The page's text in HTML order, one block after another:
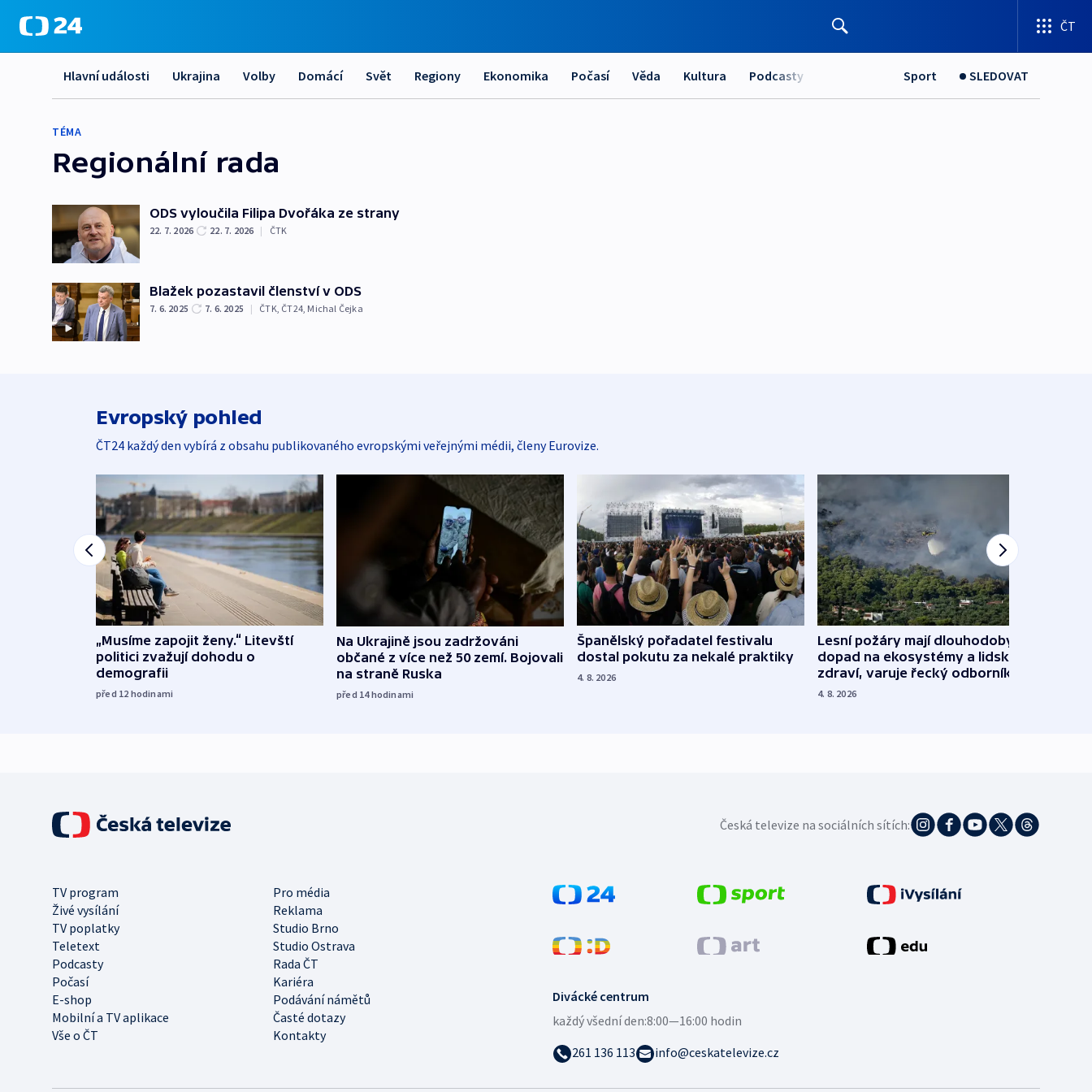
ČT
Hlavní události Ukrajina Volby Domácí Svět Regiony Ekonomika Počasí Věda Kultura Podcasty Sport SLEDOVAT
TÉMA
Regionální rada
ODS vyloučila Filipa Dvořáka ze strany
22. 7. 2026 22. 7. 2026 | ČTK
Blažek pozastavil členství v ODS
7. 6. 2025 7. 6. 2025 | ČTK, ČT24, Michal Čejka
Evropský pohled
ČT24 každý den vybírá z obsahu publikovaného evropskými veřejnými médii, členy Eurovize.
„Musíme zapojit ženy.“ Litevští
politici zvažují dohodu o
demografii
před 12 hodinami
Na Ukrajině jsou zadržováni
občané z více než 50 zemí. Bojovali
na straně Ruska
před 14hodinami
Španělský pořadatel festivalu
dostal pokutu za nekalé praktiky
4. 8. 2026
Lesní požáry mají dlouhodobý
dopad na ekosystémy a lidské
zdraví, varuje řecký odborník
4. 8. 2026
Česká televize na sociálních sítích:
TV program
Pro média
Živé vysílání
Reklama
TV poplatky
Studio Brno
Teletext
Studio Ostrava
Podcasty
Rada ČT
Počasí
Kariéra
E-shop
Podávání námětů
Mobilní a TV aplikace
Časté dotazy
Vše o ČT
Kontakty
Divácké centrum
každý všední den:8:00—16:00 hodin
261 136 113
info@ceskatelevize.cz